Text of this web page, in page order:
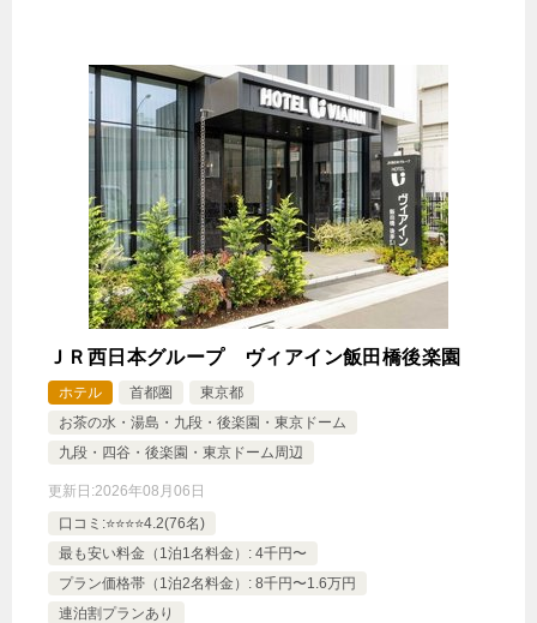
ＪＲ西日本グループ ヴィアイン飯田橋後楽園
ホテル 首都圏
東京都
お茶の水・湯島・九段・後楽園・東京ドーム
九段・四谷・後楽園・東京ドーム周辺
更新日:2026年08月06日
口コミ:⭐️⭐️⭐️⭐️4.2(76名)
最も安い料金（1泊1名料金）: 4千円〜
プラン価格帯（1泊2名料金）: 8千円〜1.6万円
連泊割プランあり